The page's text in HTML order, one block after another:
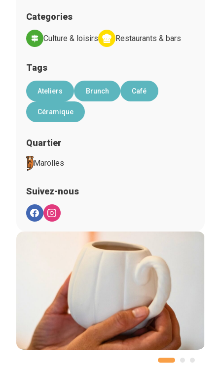
Categories
Culture & loisirs Restaurants & bars
Tags
Ateliers Brunch Café
Céramique
Quartier
Marolles
Suivez-nous